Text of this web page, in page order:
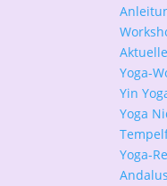
Yoga-
Yin
Yoga
Yoga-